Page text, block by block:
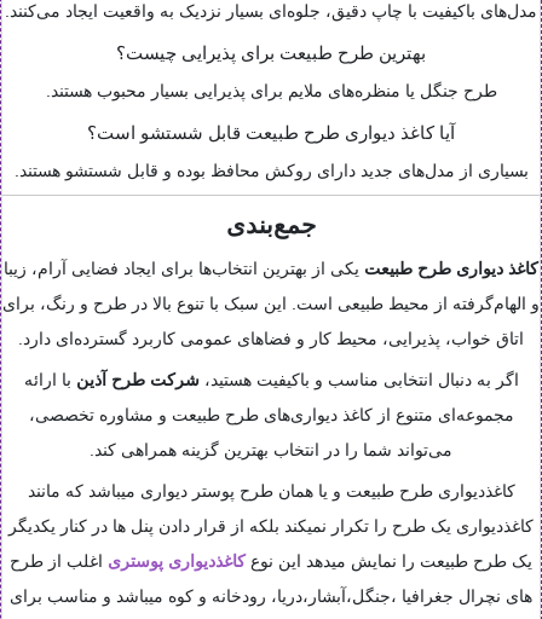
مدل‌های باکیفیت با چاپ دقیق، جلوه‌ای بسیار نزدیک به واقعیت ایجاد می‌کنند.
بهترین طرح طبیعت برای پذیرایی چیست؟
طرح جنگل یا منظره‌های ملایم برای پذیرایی بسیار محبوب هستند.
آیا کاغذ دیواری طرح طبیعت قابل شستشو است؟
بسیاری از مدل‌های جدید دارای روکش محافظ بوده و قابل شستشو هستند.
جمع‌بندی
کاغذ دیواری طرح طبیعت یکی از بهترین انتخاب‌ها برای ایجاد فضایی آرام، زیبا
و الهام‌گرفته از محیط طبیعی است. این سبک با تنوع بالا در طرح و رنگ، برای
اتاق خواب، پذیرایی، محیط کار و فضاهای عمومی کاربرد گسترده‌ای دارد.
اگر به دنبال انتخابی مناسب و باکیفیت هستید،شرکت طرح آذین با ارائه
مجموعه‌ای متنوع از کاغذ دیواری‌های طرح طبیعت و مشاوره تخصصی،
می‌تواند شما را در انتخاب بهترین گزینه همراهی کند.
کاغذدیواری طرح طبیعت و یا همان طرح پوستر دیواری میباشد که مانند
کاغذدیواری یک طرح را تکرار نمیکند بلکه از قرار دادن پنل ها در کنار یکدیگر
یک طرح طبیعت را نمایش میدهد این نوعکاغذدیواری پوستری اغلب از طرح
های نچرال جغرافیا ،جنگل،آبشار،دریا، رودخانه و کوه میباشد و مناسب برای